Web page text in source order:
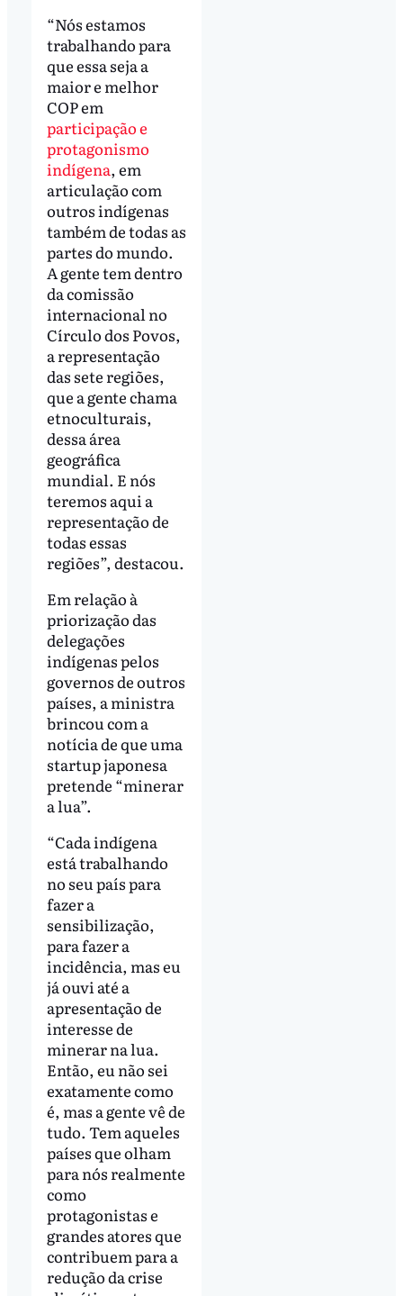
“Nós estamos
trabalhando para
que essa seja a
maior e melhor
COP em
participação e
protagonismo
indígena, em
articulação com
outros indígenas
também de todas as
partes do mundo.
A gente tem dentro
da comissão
internacional no
Círculo dos Povos,
a representação
das sete regiões,
que a gente chama
etnoculturais,
dessa área
geográfica
mundial. E nós
teremos aqui a
representação de
todas essas
regiões”, destacou.
Em relação à
priorização das
delegações
indígenas pelos
governos de outros
países, a ministra
brincou com a
notícia de que uma
startup japonesa
pretende “minerar
a lua”.
“Cada indígena
está trabalhando
no seu país para
fazer a
sensibilização,
para fazer a
incidência, mas eu
já ouvi até a
apresentação de
interesse de
minerar na lua.
Então, eu não sei
exatamente como
é, mas a gente vê de
tudo. Tem aqueles
países que olham
para nós realmente
como
protagonistas e
grandes atores que
contribuem para a
redução da crise